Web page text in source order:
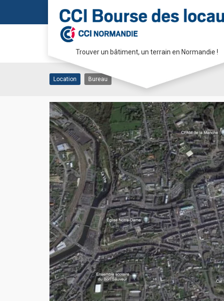
Trouver un bâtiment, un terrain en Normandie !
Bureaux 1000 m2
50000 ST LO
Location Bureau